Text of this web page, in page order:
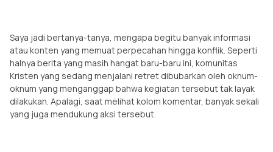
Saya jadi bertanya-tanya, mengapa begitu banyak informasi
atau konten yang memuat perpecahan hingga konflik. Seperti
halnya berita yang masih hangat baru-baru ini, komunitas
Kristen yang sedang menjalani retret dibubarkan oleh oknum-
oknum yang menganggap bahwa kegiatan tersebut tak layak
dilakukan. Apalagi, saat melihat kolom komentar, banyak sekali
yang juga mendukung aksi tersebut.